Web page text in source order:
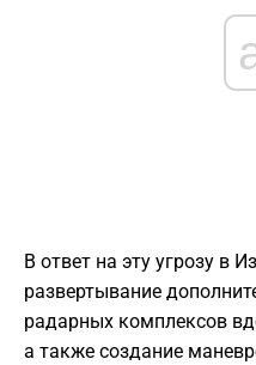
В ответ на эту угрозу в
развертывание
радарных комплексов
а также создание